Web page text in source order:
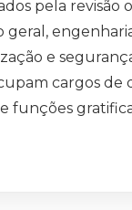
pela revisão
geral,
e
cargos de
funções